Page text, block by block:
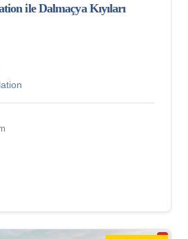
ile Dalmaçya Kıyıları